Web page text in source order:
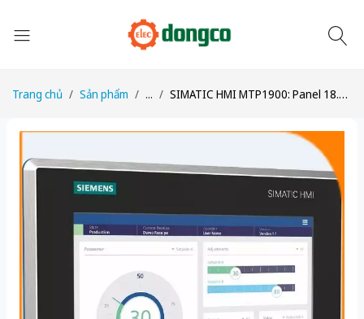
Trang chủ Sản phẩm ... SIMATIC HMI MTP1900: Panel 18.5” SS, IP69 & Hygienic